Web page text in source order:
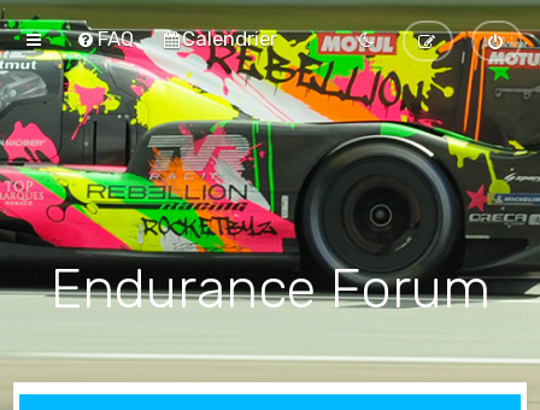
FAQ Calendrier
Endurance Forum